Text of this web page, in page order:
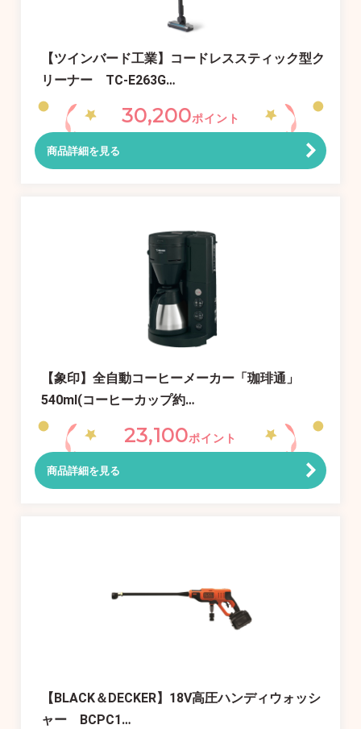
【ツインバード工業】コードレススティック型ク
リーナー TC-E263G…
30,200ポイント
商品詳細を見る
【象印】全自動コーヒーメーカー「珈琲通」
540ml(コーヒーカップ約…
23,100ポイント
商品詳細を見る
【BLACK＆DECKER】18V高圧ハンディウォッシ
ャー BCPC1…